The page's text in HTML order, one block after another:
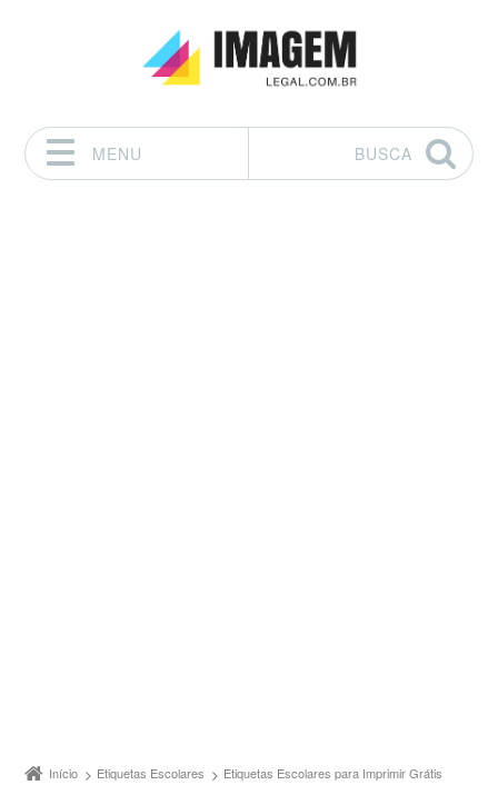
MENU
BUSCA
Início Etiquetas Escolares
Etiquetas Escolares para Imprimir Grátis